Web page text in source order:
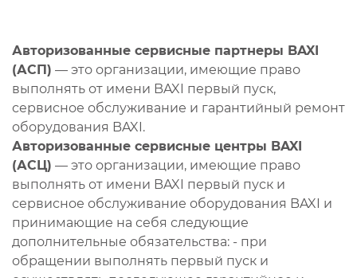
Авторизованные сервисные партнеры BAXI
(АСП) — это организации, имеющие право
выполнять от имени BAXI первый пуск,
сервисное обслуживание и гарантийный ремонт
оборудования BAXI.
Авторизованные сервисные центры BAXI
(АСЦ) — это организации, имеющие право
выполнять от имени BAXI первый пуск и
сервисное обслуживание оборудования BAXI и
принимающие на себя следующие
дополнительные обязательства: - при
обращении выполнять первый пуск и